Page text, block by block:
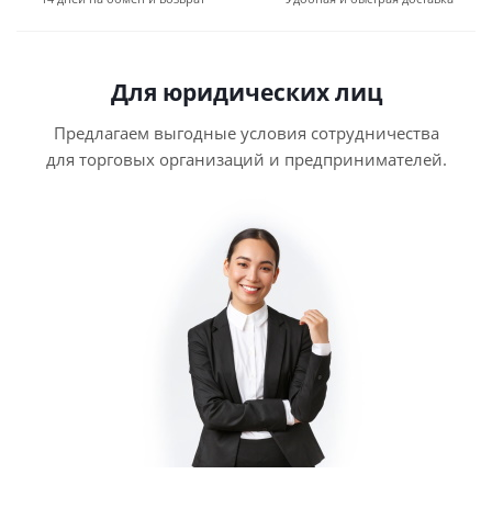
Для юридических лиц
Предлагаем выгодные условия сотрудничества
для торговых организаций и предпринимателей.